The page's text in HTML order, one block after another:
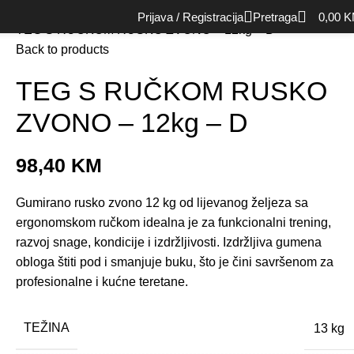
Prijava / Registracija Pretraga 0,00
Tegovi
Back to products
TEG S RUČKOM RUSKO
ZVONO – 12kg – D
98,40 KM
Gumirano rusko zvono 12 kg od lijevanog željeza sa
ergonomskom ručkom idealna je za funkcionalni trening,
razvoj snage, kondicije i izdržljivosti. Izdržljiva gumena
obloga štiti pod i smanjuje buku, što je čini savršenom za
profesionalne i kućne teretane.
TEŽINA 13 kg